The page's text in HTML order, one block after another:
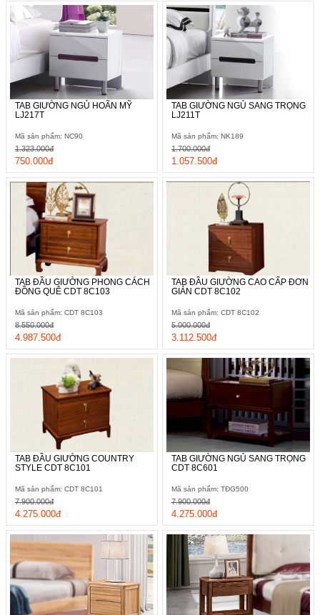
TAB GIƯỜNG NGỦ HOÃN MỸ
LJ217T
Mã sản phẩm: NC90
750.000đ
1.323.000đ
TAB GIƯỜNG NGỦ SANG TRỌNG
LJ211T
Mã sản phẩm: NK189
1.057.500đ
1.700.000đ
TAB ĐẦU GIƯỜNG PHONG CÁCH
ĐỒNG QUÊ CDT 8C103
Mã sản phẩm: CDT 8C103
4.987.500đ
8.550.000đ
TAB ĐẦU GIƯỜNG CAO CẤP ĐƠN
GIẢN CDT 8C102
Mã sản phẩm: CDT 8C102
3.112.500đ
5.000.000đ
TAB ĐẦU GIƯỜNG COUNTRY
STYLE CDT 8C101
Mã sản phẩm: CDT 8C101
4.275.000đ
7.900.000đ
TAB GIƯỜNG NGỦ SANG TRỌNG
CDT 8C601
Mã sản phẩm: TĐG500
4.275.000đ
7.900.000đ